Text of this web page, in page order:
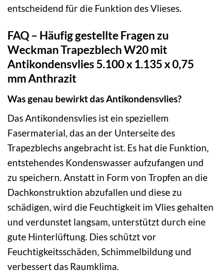
entscheidend für die Funktion des Vlieses.
FAQ – Häufig gestellte Fragen zu
Weckman Trapezblech W20 mit
Antikondensvlies 5.100 x 1.135 x 0,75
mm Anthrazit
Was genau bewirkt das Antikondensvlies?
Das Antikondensvlies ist ein speziellem
Fasermaterial, das an der Unterseite des
Trapezblechs angebracht ist. Es hat die Funktion,
entstehendes Kondenswasser aufzufangen und
zu speichern. Anstatt in Form von Tropfen an die
Dachkonstruktion abzufallen und diese zu
schädigen, wird die Feuchtigkeit im Vlies gehalten
und verdunstet langsam, unterstützt durch eine
gute Hinterlüftung. Dies schützt vor
Feuchtigkeitsschäden, Schimmelbildung und
verbessert das Raumklima.